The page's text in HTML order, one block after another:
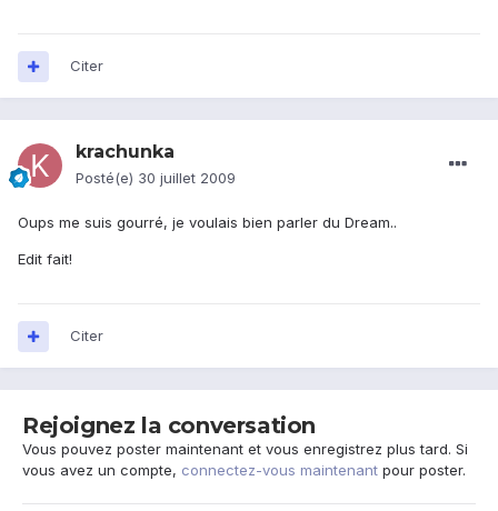
Citer
krachunka
Posté(e) 30 juillet 2009
Oups me suis gourré, je voulais bien parler du Dream..
Edit fait!
Citer
Rejoignez la conversation
Vous pouvez poster maintenant et vous enregistrez plus tard. Si
vous avez un compte, connectez-vous maintenant pour poster.